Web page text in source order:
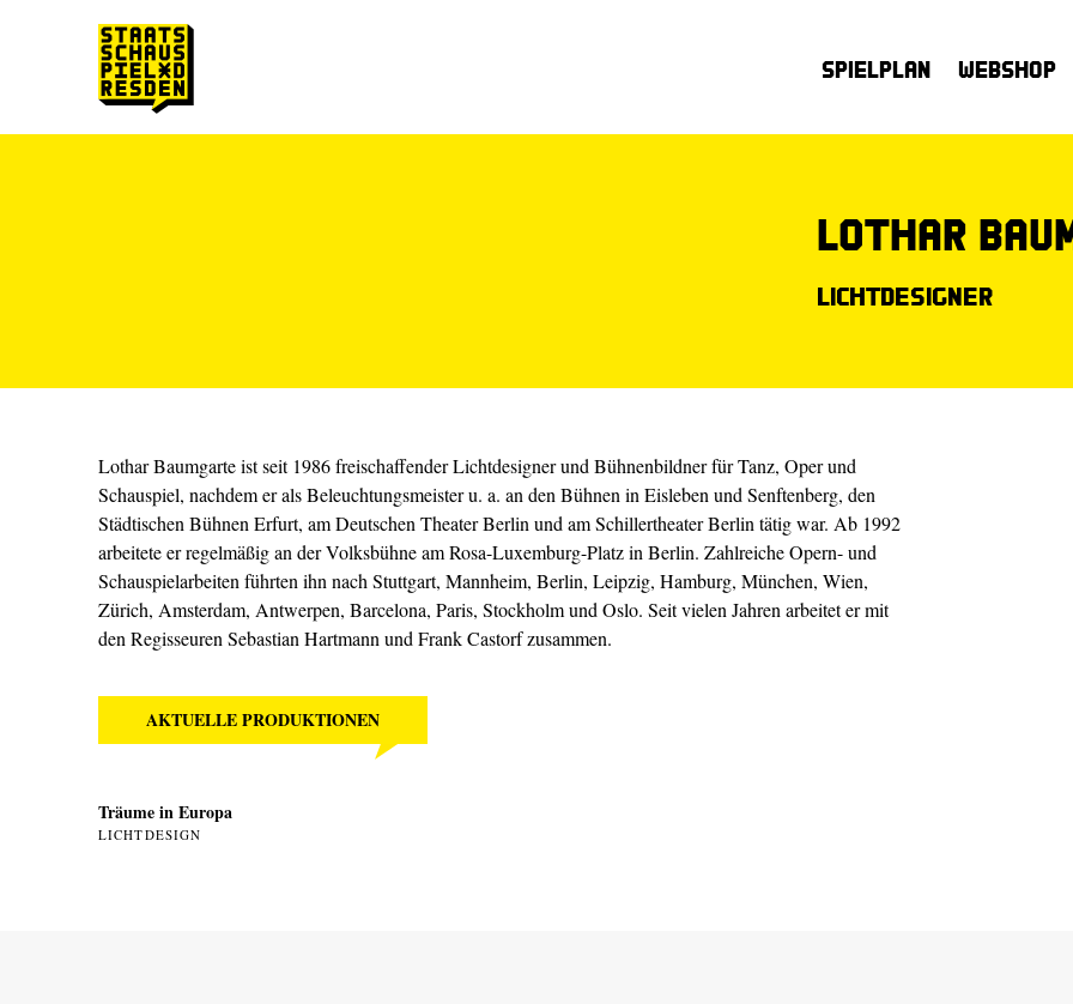
Spielplan Webshop
Lothar
Lichtdesigner
Lothar Baumgarte ist seit 1986 freischaffender Lichtdesigner und Bühnenbildner für Tanz, Oper und
Schauspiel, nachdem er als Beleuchtungsmeister u. a. an den Bühnen in Eisleben und Senftenberg, den
Städtischen Bühnen Erfurt, am Deutschen Theater Berlin und am Schillertheater Berlin tätig war. Ab 1992
arbeitete er regelmäßig an der Volksbühne am Rosa-Luxemburg-Platz in Berlin. Zahlreiche Opern- und
Schauspielarbeiten führten ihn nach Stuttgart, Mannheim, Berlin, Leipzig, Hamburg, München, Wien,
Zürich, Amsterdam, Antwerpen, Barcelona, Paris, Stockholm und Oslo. Seit vielen Jahren arbeitet er mit
den Regisseuren Sebastian Hartmann und Frank Castorf zusammen.
AKTUELLE PRODUKTIONEN
Träume in Europa
LICHTDESIGN